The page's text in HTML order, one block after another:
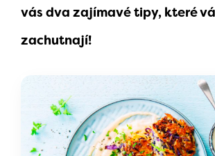
vás dva zajímavé tipy, které
zachutnají!